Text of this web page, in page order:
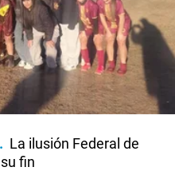
La ilusión Federal de
fin